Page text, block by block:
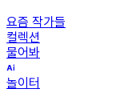
요즘 작가들
컬렉션
물어봐
놀이터